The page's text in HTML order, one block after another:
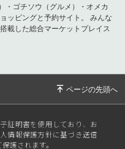
・ゴチソウ（グルメ）・オメカ
ッピングと予約サイト。
みんな
載した総合マーケットプレイス
証明書を使用しており、お
情報保護方針に基づき送信
護されます。